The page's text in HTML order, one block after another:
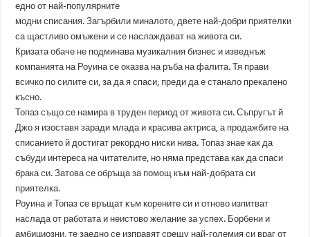
едно от най-популярните
модни списания. Загърбили миналото, двете най-добри приятелки
са щастливо омъжени и се наслаждават на живота си.
Кризата обаче не подминава музикалния бизнес и изведнъж
компанията на Роуина се оказва на ръба на фалита. Тя прави
всичко по силите си, за да я спаси, преди да е станало прекалено
късно.
Топаз също се намира в труден период от живота си. Съпругът й
Джо я изоставя заради млада и красива актриса, а продажбите на
списанието й достигат рекордно ниски нива. Топаз знае как да
събуди интереса на читателите, но няма представа как да спаси
брака си. Затова се обръща за помощ към най-добрата си
приятелка.
Роуина и Топаз се връщат към корените си и отново изпитват
наслада от работата и неистово желание за успех. Борбени и
амбициозни, те заедно се изправят срещу най-големия си враг от